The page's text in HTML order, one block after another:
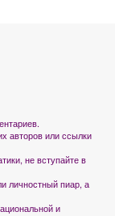
авторов или ссылки
не вступайте в
личностный пиар, а
и